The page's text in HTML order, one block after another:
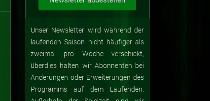
Unser Newsletter wird während der
laufenden Saison nicht häufiger als
zweimal pro Woche verschickt,
überdies halten wir Abonnenten bei
Änderungen oder Erweiterungen des
Programms auf dem Laufenden.